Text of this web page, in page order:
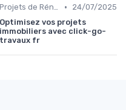
Projets de Rénovation •
24/07/2025
Optimisez vos projets
immobiliers avec click-go-
travaux fr